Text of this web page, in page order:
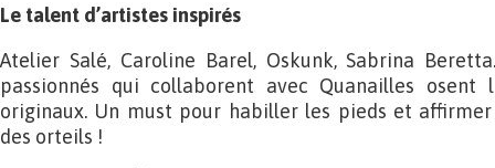
Le talent d’artistes inspirés
Atelier Salé, Caroline Barel, Oskunk, Sabrina
passionnés qui collaborent avec Quanailles osent
originaux. Un must pour habiller les pieds et
des orteils !